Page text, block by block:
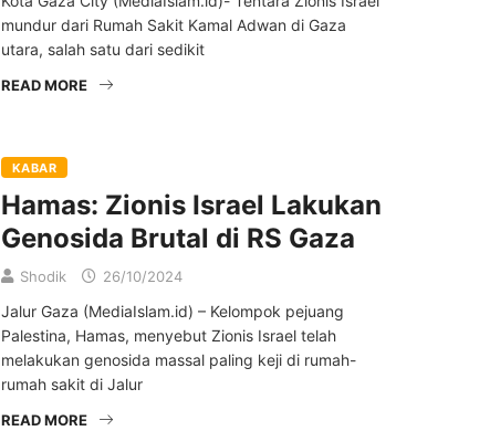
mundur dari Rumah Sakit Kamal Adwan di Gaza
utara, salah satu dari sedikit
READ MORE
KABAR
Hamas: Zionis Israel Lakukan
Genosida Brutal di RS Gaza
Shodik 26/10/2024
Jalur Gaza (MediaIslam.id) – Kelompok pejuang
Palestina, Hamas, menyebut Zionis Israel telah
melakukan genosida massal paling keji di rumah-
rumah sakit di Jalur
READ MORE